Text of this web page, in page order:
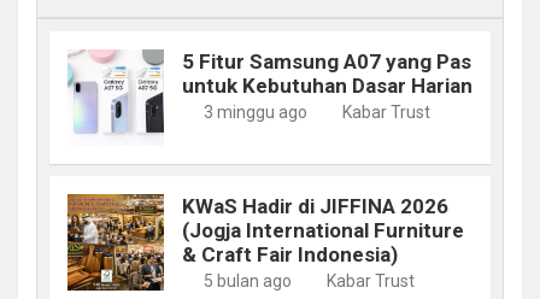
5 Fitur Samsung A07 yang Pas
untuk Kebutuhan Dasar Harian
3 minggu ago Kabar Trust
KWaS Hadir di JIFFINA 2026
(Jogja International Furniture
& Craft Fair Indonesia)
5 bulan ago Kabar Trust